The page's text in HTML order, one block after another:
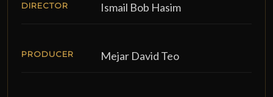
DIRECTOR Ismail Bob Hasim
PRODUCER Mejar David Teo